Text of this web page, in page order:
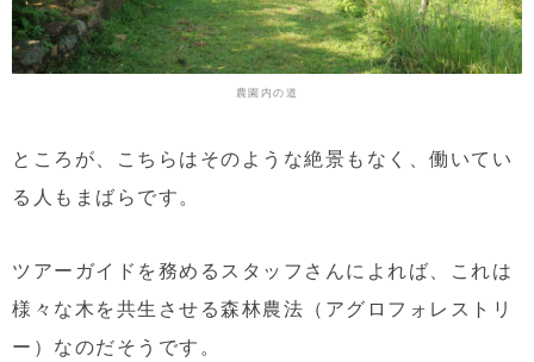
農園内の道
ところが、こちらはそのような絶景もなく、働いてい
る人もまばらです。
ツアーガイドを務めるスタッフさんによれば、これは
様々な木を共生させる森林農法（アグロフォレストリ
ー）なのだそうです。